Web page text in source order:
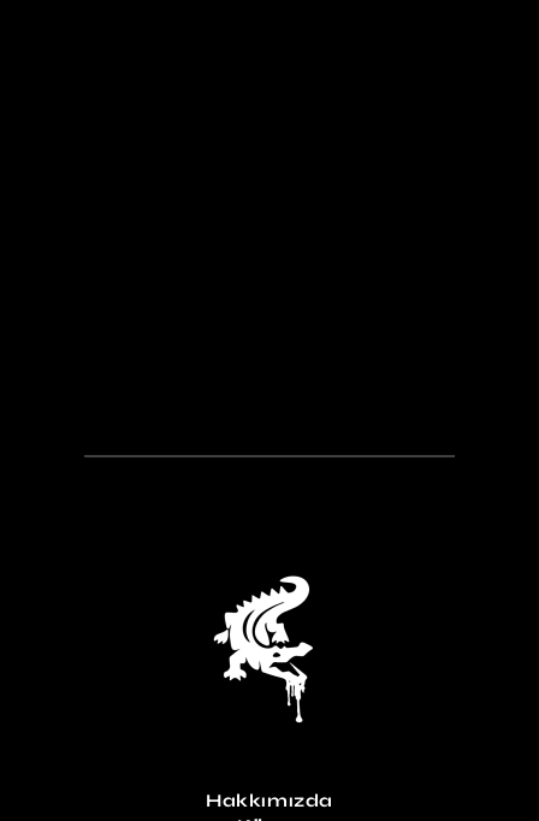
Hakkımızda